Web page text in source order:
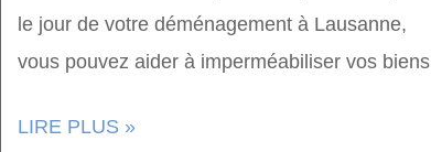
le jour de votre déménagement à Lausanne,
vous pouvez aider à imperméabiliser vos biens
LIRE PLUS »